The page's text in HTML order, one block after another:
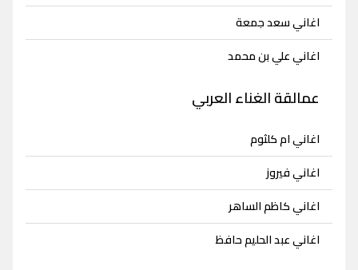
اغاني سعد جمعة
اغاني علي بن محمد
عمالقة الغناء العربي
اغاني ام كلثوم
اغاني فيروز
اغاني كاظم الساهر
اغاني عبد الحليم حافظ